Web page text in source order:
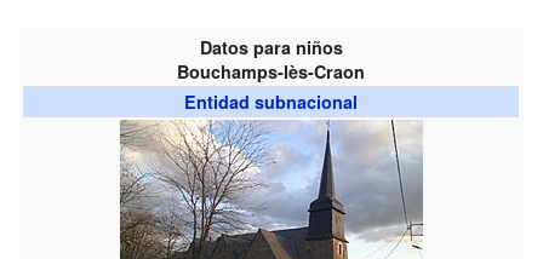
Datos para niños
Bouchamps-lès-Craon
Entidad subnacional